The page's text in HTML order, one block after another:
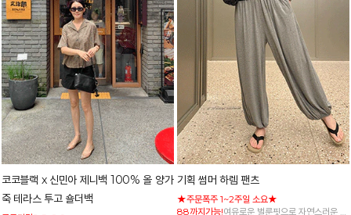
코코블랙 x 신민아 제니백 100% 올 양가
죽 테라스 투고 숄더백
기획 썸머 하렘 팬츠
★주문폭주 1~2주일 소요★
88까지가능!여유로운 벌룬핏으로 자연스러운 체